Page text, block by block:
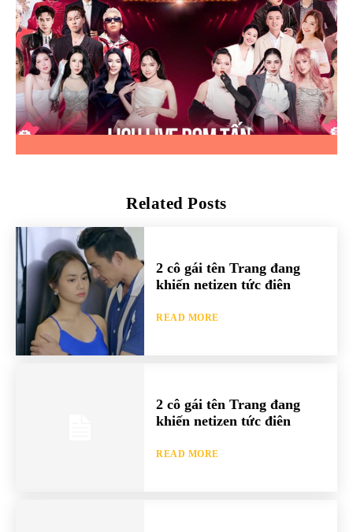
Related Posts
2 cô gái tên Trang đang
khiến netizen tức điên
READ MORE
2 cô gái tên Trang đang
khiến netizen tức điên
READ MORE